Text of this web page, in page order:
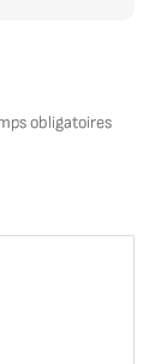
obligatoires